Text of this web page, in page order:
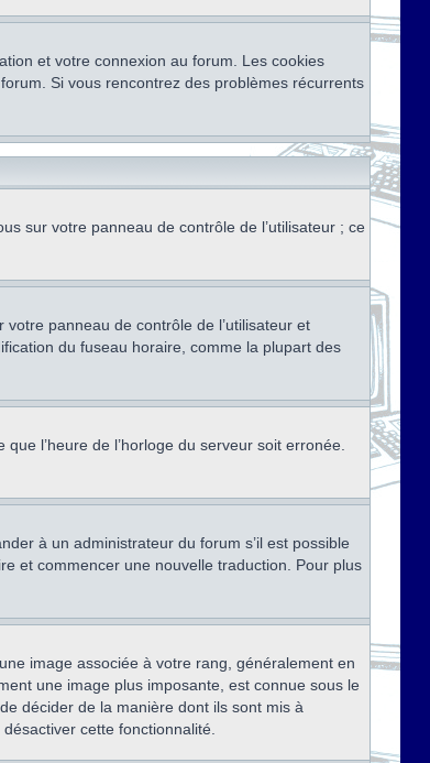
et votre connexion au forum. Les cookies
Si vous rencontrez des problèmes récurrents
sur votre panneau de contrôle de l’utilisateur ; ce
panneau de contrôle de l’utilisateur et
du fuseau horaire, comme la plupart des
l’heure de l’horloge du serveur soit erronée.
à un administrateur du forum s’il est possible
et commencer une nouvelle traduction. Pour plus
image associée à votre rang, généralement en
une image plus imposante, est connue sous le
décider de la manière dont ils sont mis à
cette fonctionnalité.